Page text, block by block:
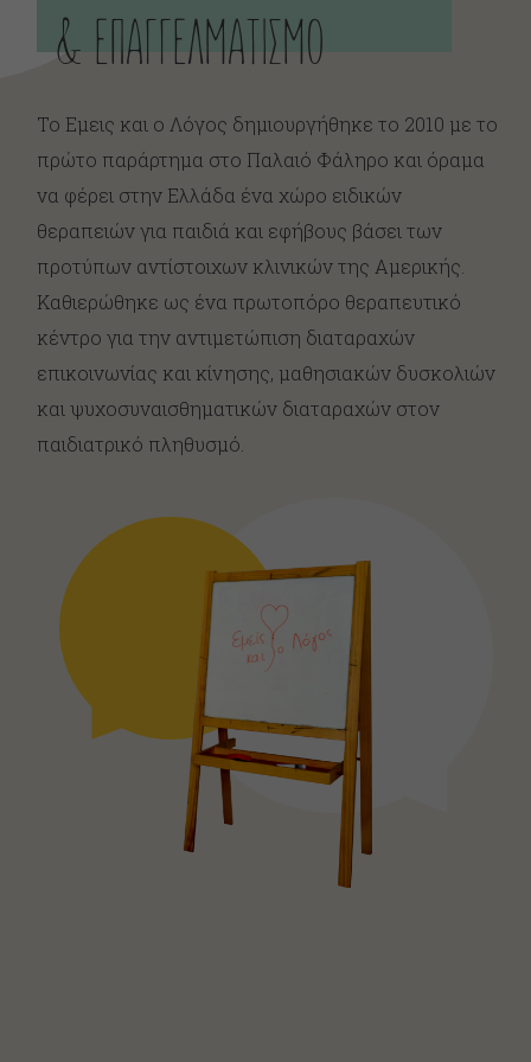
& ΕΠΑΓΓΕΛΜΑΤΙΣΜΟ
Το Εμεις και ο Λόγος δημιουργήθηκε το 2010 με το
πρώτο παράρτημα στο Παλαιό Φάληρο και όραμα
να φέρει στην Ελλάδα ένα χώρο ειδικών
θεραπειών για παιδιά και εφήβους βάσει των
προτύπων αντίστοιχων κλινικών της Αμερικής.
Καθιερώθηκε ως ένα πρωτοπόρο θεραπευτικό
κέντρο για την αντιμετώπιση διαταραχών
επικοινωνίας και κίνησης, μαθησιακών δυσκολιών
και ψυχοσυναισθηματικών διαταραχών στον
παιδιατρικό πληθυσμό.